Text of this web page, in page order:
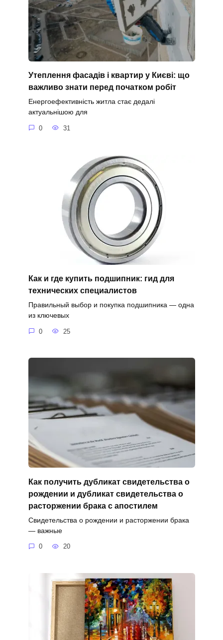
Утеплення фасадів і квартир у Києві: що
важливо знати перед початком робіт
Енергоефективність житла стає дедалі
актуальнішою для
0 31
Как и где купить подшипник: гид для
технических специалистов
Правильный выбор и покупка подшипника — одна
из ключевых
0 25
Как получить дубликат свидетельства о
рождении и дубликат свидетельства о
расторжении брака с апостилем
Свидетельства о рождении и расторжении брака
— важные
0 20